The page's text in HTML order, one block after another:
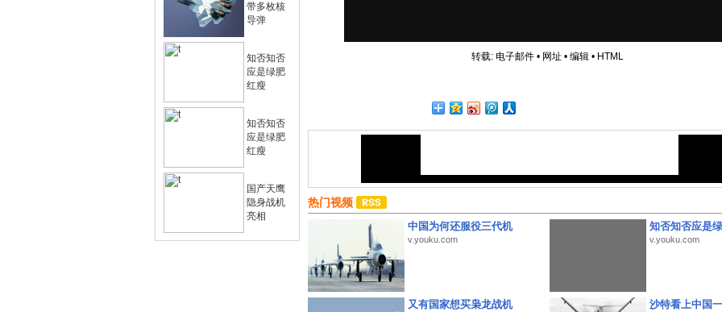
带多枚核
导弹
知否知否
应是绿肥
红瘦
知否知否
应是绿肥
红瘦
国产天鹰
隐身战机
亮相
转载: 电子邮件• 网址 • 编辑• HTML
热门视频
中国为何还服役三代机
v.youku.com
知否知否应是
v.youku.com
又有国家想买枭龙战机 沙特看上中国